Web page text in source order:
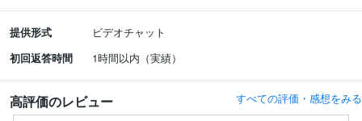
提供形式
ビデオチャット
初回返答時間
1時間以内（実績）
高評価のレビュー すべての評価・感想をみる